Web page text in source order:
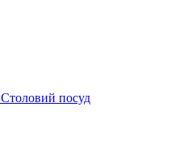
Столовий посуд